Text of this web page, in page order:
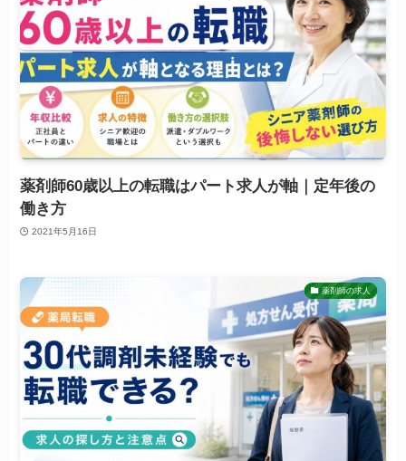
薬剤師60歳以上の転職はパート求人が軸｜定年後の
働き方
2021年5月16日
薬剤師の求人